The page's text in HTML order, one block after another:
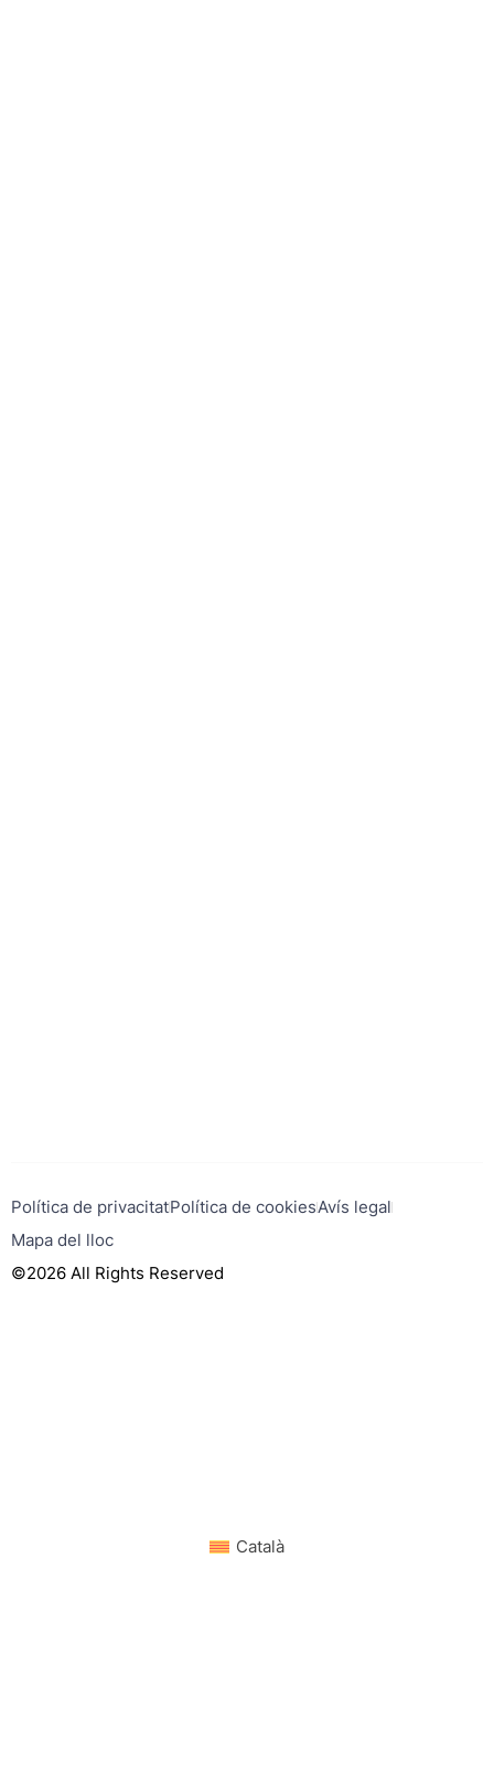
Política de privacitatPolítica de cookiesAvís legal
Mapa del lloc
©2026 All Rights Reserved
Català